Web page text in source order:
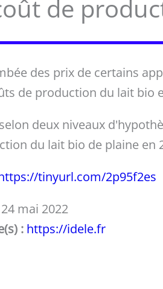
de
des prix de certains
de production du lait bio
deux niveaux
du lait bio de plaine en
tinyurl.com/2p95f2es
24 mai 2022
: https://idele.fr